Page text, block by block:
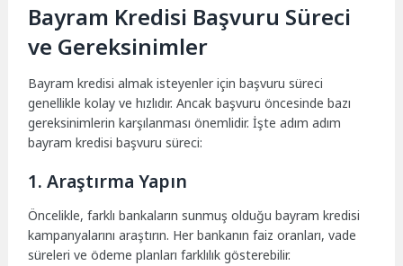
Bayram Kredisi Başvuru Süreci
ve Gereksinimler
Bayram kredisi almak isteyenler için başvuru süreci
genellikle kolay ve hızlıdır. Ancak başvuru öncesinde bazı
gereksinimlerin karşılanması önemlidir. İşte adım adım
bayram kredisi başvuru süreci:
1. Araştırma Yapın
Öncelikle, farklı bankaların sunmuş olduğu bayram kredisi
kampanyalarını araştırın. Her bankanın faiz oranları, vade
süreleri ve ödeme planları farklılık gösterebilir.